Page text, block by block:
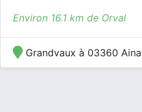
Environ 16.1 km de Orval
Grandvaux à 03360